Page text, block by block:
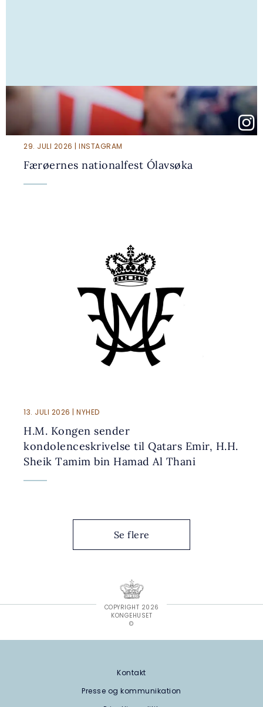
29. JULI 2026 | INSTAGRAM
Færøernes nationalfest Ólavsøka
13. JULI 2026 | NYHED
H.M. Kongen sender
kondolenceskrivelse til Qatars Emir, H.H.
Sheik Tamim bin Hamad Al Thani
Se flere
COPYRIGHT 2026
KONGEHUSET
©
Kontakt
Presse og kommunikation